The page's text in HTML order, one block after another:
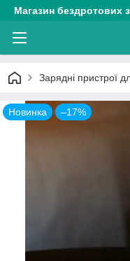
Магазин бездротових
Зарядні пристрої
Новинка –17%